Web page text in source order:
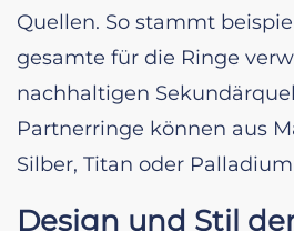
Quellen. So stammt
gesamte für die Ringe
nachhaltigen
Partnerringe können aus
Silber, Titan oder
Design und Stil